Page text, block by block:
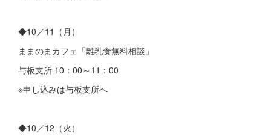
◆10／11（月）
ままのまカフェ「離乳食無料相談」
与板支所 10：00～11：00
※申し込みは与板支所へ
◆10／12（火）